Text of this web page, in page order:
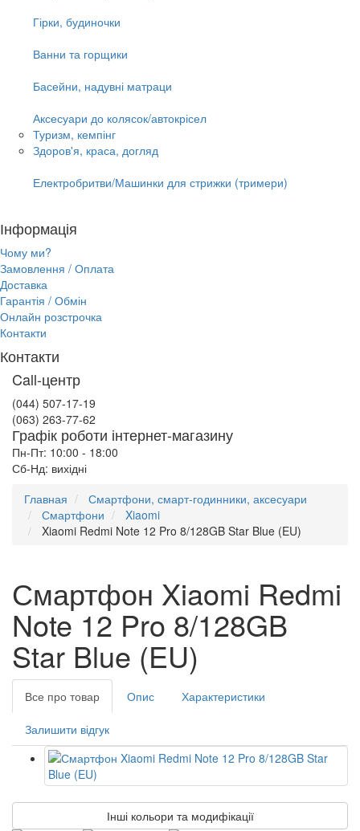
Гірки, будиночки
Ванни та горщики
Басейни, надувні матраци
Аксесуари до колясок/автокрісел
Туризм, кемпінг
Здоров'я, краса, догляд
Електробритви/Машинки для стрижки (тримери)
Інформація
Чому ми?
Замовлення / Оплата
Доставка
Гарантія / Обмін
Онлайн розстрочка
Контакти
Контакти
Call-центр
(044) 507-17-19
(063) 263-77-62
Графік роботи інтернет-магазину
Пн-Пт: 10:00 - 18:00
Сб-Нд: вихідні
Главная
Смартфони, смарт-годинники, аксесуари
Смартфони
Xiaomi
Xiaomi Redmi Note 12 Pro 8/128GB Star Blue (EU)
Смартфон Xiaomi Redmi
Note 12 Pro 8/128GB
Star Blue (EU)
Все про товар Опис Характеристики
Залишити відгук
Інші кольори та модифікації